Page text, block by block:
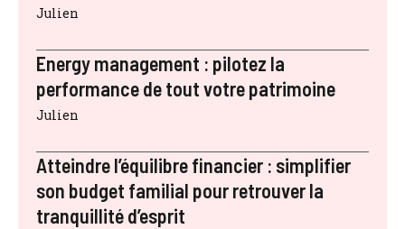
Julien
Energy management : pilotez la
performance de tout votre patrimoine
Julien
Atteindre l’équilibre financier : simplifier
son budget familial pour retrouver la
tranquillité d’esprit